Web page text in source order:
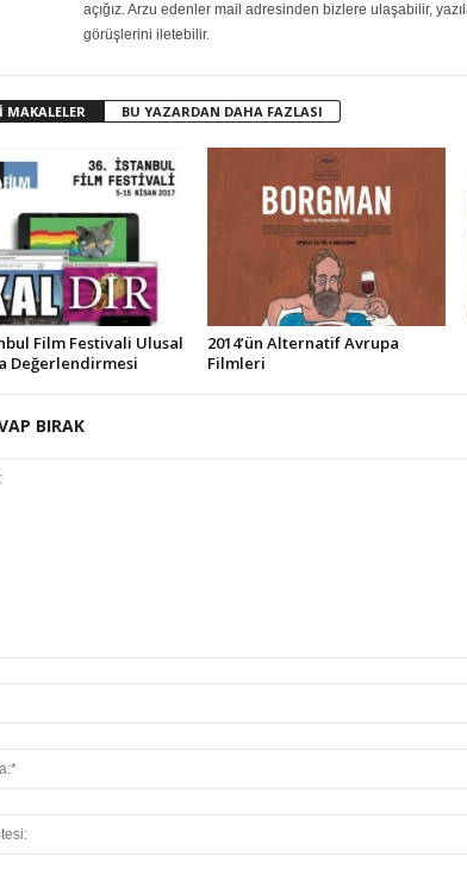
açığız. Arzu edenler mail adresinden bizlere ulaşabilir,
görüşlerini iletebilir.
MAKALELER BU YAZARDAN DAHA FAZLASI
Film Festivali Ulusal
Değerlendirmesi
2014’ün Alternatif Avrupa
Filmleri
BIRAK